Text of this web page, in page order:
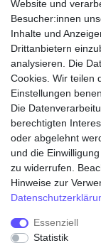
Website und
Besucher:innen
Inhalte und
Drittanbietern
analysieren. Die
Cookies. Wir teilen
Einstellungen
Die
berechtigten
oder abgelehnt
und die
zu widerrufen.
Hinweise zur
Essenziell
Statistik
Versand